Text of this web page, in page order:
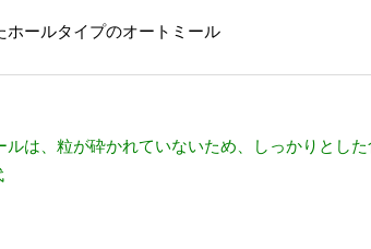
ホールタイプのオートミール
ルは、粒が砕かれていないため、しっかりとし